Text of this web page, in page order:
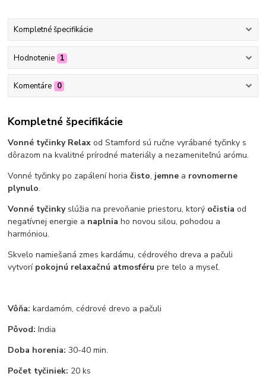
Kompletné špecifikácie
Hodnotenie 1
Komentáre 0
Kompletné špecifikácie
Vonné tyčinky Relaxod Stamford sú ručne vyrábané tyčinky s
dôrazom na kvalitné prírodné materiály a nezameniteľnú arómu.
Vonné tyčinky po zapálení horiačisto, jemne a rovnomerne
plynulo.
Vonné tyčinkyslúžia na prevoňanie priestoru, ktorý očistia od
negatívnej energie a naplnia ho novou silou, pohodou a
harmóniou.
Skvelo namiešaná zmes kardámu, cédrového dreva a pačuli
vytvorí pokojnú relaxačnú atmosféru pre telo a myseľ.
Vôňa: kardamóm, cédrové drevo a pačuli
Pôvod:India
Doba horenia: 30-40 min.
Počet tyčiniek: 20 ks